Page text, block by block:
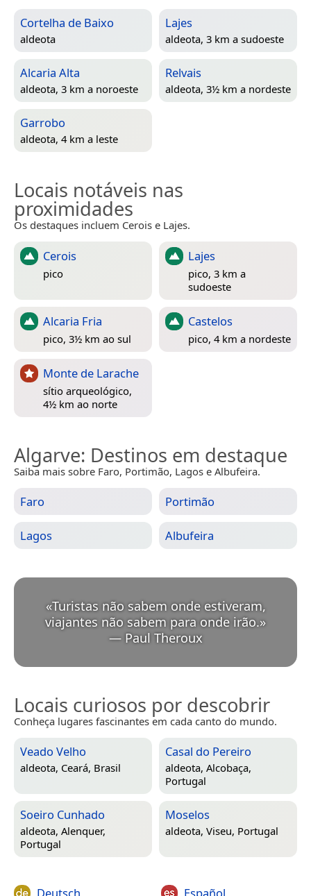
Cortelha de Baixo
aldeota
Lajes
aldeota, 3 km a sudoeste
Alcaria Alta
aldeota, 3 km a noroeste
Relvais
aldeota, 3½ km a nordeste
Garrobo
aldeota, 4 km a leste
Locais notáveis nas
proximidades
Os destaques incluem Cerois e Lajes.
Cerois
pico
Lajes
pico, 3 km a
sudoeste
Alcaria Fria
pico, 3½ km ao sul
Castelos
pico, 4 km a nordeste
Monte de Larache
sítio arqueológico,
4½ km ao norte
Algarve: Destinos em destaque
Saiba mais sobre Faro, Portimão, Lagos e Albufeira.
Faro Portimão
Lagos Albufeira
«Turistas não sabem onde estiveram,
viajantes não sabem para onde irão.
— Paul Theroux
Locais curiosos por descobrir
Conheça lugares fascinantes em cada canto do mundo.
Veado Velho
aldeota, Ceará, Brasil
Casal do Pereiro
aldeota, Alcobaça,
Portugal
Soeiro Cunhado
aldeota, Alenquer,
Portugal
Moselos
aldeota, Viseu, Portugal
Deutsch Español